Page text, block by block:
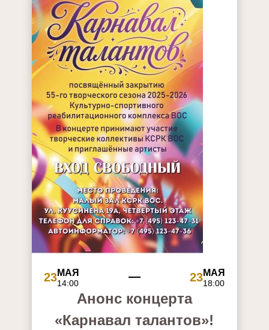
23МАЯ
14:00 23МАЯ
18:00
Анонс концерта
«Карнавал талантов»!